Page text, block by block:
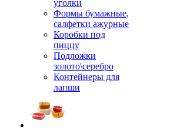
уголки
Формы бумажные,
салфетки ажурные
Коробки под
пиццу
Подложки
золото\серебро
Контейнеры для
лапши